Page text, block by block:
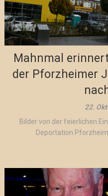
Mahnmal
der Pforzheimer
22.
Bilder von der feierlichen
Deportation